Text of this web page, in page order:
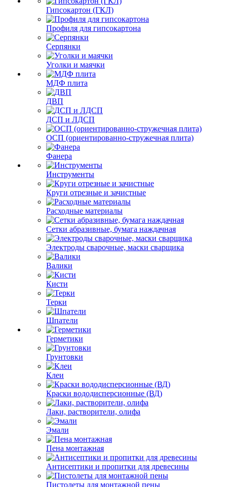
Гипсокартон (ГКЛ)
Профиля для гипсокартона
Серпянки
Уголки и маячки
МДФ плита
ДВП
ДСП и ЛДСП
ОСП (ориентированно-стружечная плита)
Фанера
Инструменты
Круги отрезные и зачистные
Расходные материалы
Сетки абразивные, бумага наждачная
Электроды сварочные, маски сварщика
Валики
Кисти
Терки
Шпатели
Герметики
Грунтовки
Клеи
Краски вододисперсионные (ВД)
Лаки, растворители, олифа
Эмали
Пена монтажная
Антисептики и пропитки для древесины
Пистолеты для монтажной пены